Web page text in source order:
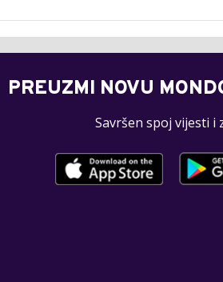
PREUZMI NOVU
Savršen spoj vijesti i